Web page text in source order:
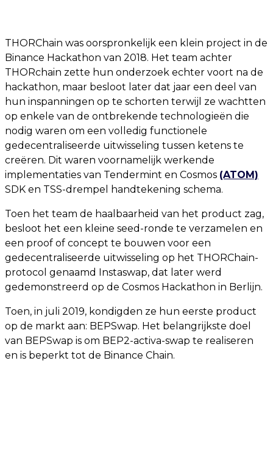
THORChain was oorspronkelijk een klein project in de
Binance Hackathon van 2018. Het team achter
THORchain zette hun onderzoek echter voort na de
hackathon, maar besloot later dat jaar een deel van
hun inspanningen op te schorten terwijl ze wachtten
op enkele van de ontbrekende technologieën die
nodig waren om een ​​volledig functionele
gedecentraliseerde uitwisseling tussen ketens te
creëren. Dit waren voornamelijk werkende
implementaties van Tendermint en Cosmos (ATOM)
SDK en TSS-drempel handtekening schema.
Toen het team de haalbaarheid van het product zag,
besloot het een kleine seed-ronde te verzamelen en
een proof of concept te bouwen voor een
gedecentraliseerde uitwisseling op het THORChain-
protocol genaamd Instaswap, dat later werd
gedemonstreerd op de Cosmos Hackathon in Berlijn.
Toen, in juli 2019, kondigden ze hun eerste product
op de markt aan: BEPSwap. Het belangrijkste doel
van BEPSwap is om BEP2-activa-swap te realiseren
en is beperkt tot de Binance Chain.